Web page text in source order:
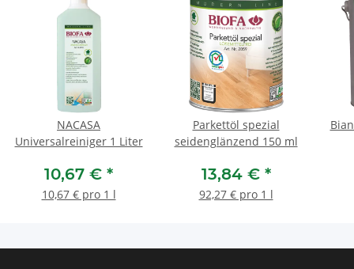
NACASA
Universalreiniger 1 Liter
10,67 € *
10,67 € pro 1 l
Parkettöl spezial
seidenglänzend 150 ml
13,84 € *
92,27 € pro 1 l